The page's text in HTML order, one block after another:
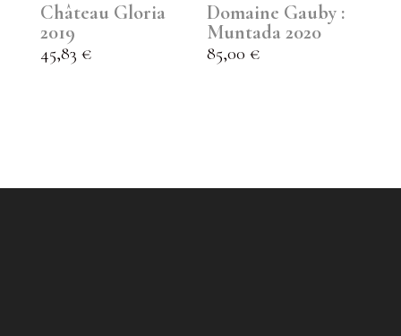
Château Gloria
2019
45,83 €
Domaine Gauby :
Muntada 2020
85,00€